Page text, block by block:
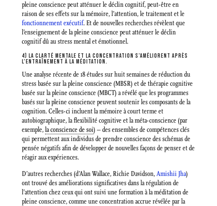
pleine conscience peut atténuer le déclin cognitif, peut-être en
raison de ses effets sur la mémoire, l’attention, le traitement et le
fonctionnement exécutif. Et de nouvelles recherches révèlent que
l’enseignement de la pleine conscience peut atténuer le déclin
cognitif dû au stress mental et émotionnel.
4) LA CLARTÉ MENTALE ET LA CONCENTRATION S’AMÉLIORENT APRÈS
L’ENTRAÎNEMENT À LA MÉDITATION.
Une analyse récente de 18 études sur huit semaines de réduction du
stress basée sur la pleine conscience (MBSR) et de thérapie cognitive
basée sur la pleine conscience (MBCT) a révélé que les programmes
basés sur la pleine conscience peuvent soutenir les composants de la
cognition. Celles-ci incluent la mémoire à court terme et
autobiographique, la flexibilité cognitive et la méta-conscience (par
exemple,la conscience de soi) – des ensembles de compétences clés
qui permettent aux individus de prendre conscience des schémas de
pensée négatifs afin de développer de nouvelles façons de penser et de
réagir aux expériences.
D’autres recherches (d’Alan Wallace, Richie Davidson,Amishii Jha)
ont trouvé des améliorations significatives dans la régulation de
l’attention chez ceux qui ont suivi une formation à la méditation de
pleine conscience, comme une concentration accrue révélée par la